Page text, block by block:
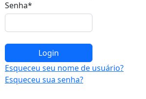
Senha*
Esqueceu seu nome de usuário?
Esqueceu sua senha?